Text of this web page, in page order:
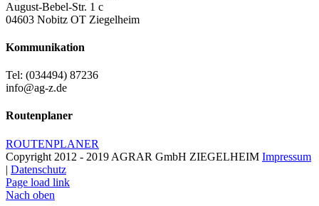
August-Bebel-Str. 1 c
04603 Nobitz OT Ziegelheim
Kommunikation
Tel: (034494) 87236
info@ag-z.de
Routenplaner
ROUTENPLANER
Copyright 2012 - 2019 AGRAR GmbH ZIEGELHEIM Impressum
| Datenschutz
Page load link
Nach oben